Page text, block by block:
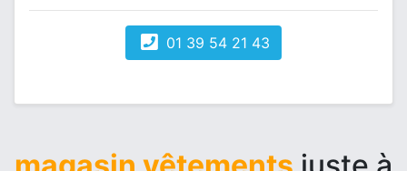
01 39 54 21 43